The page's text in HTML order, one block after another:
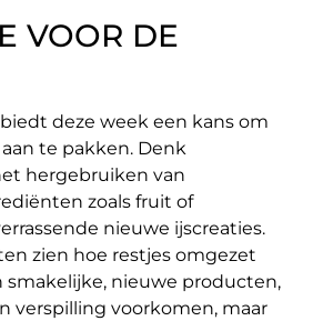
VOOR DE
deze week een kans om
te pakken. Denk
hergebruiken van
zoals fruit of
nieuwe ijscreaties.
zien hoe restjes omgezet
nieuwe producten,
verspilling voorkomen, maar